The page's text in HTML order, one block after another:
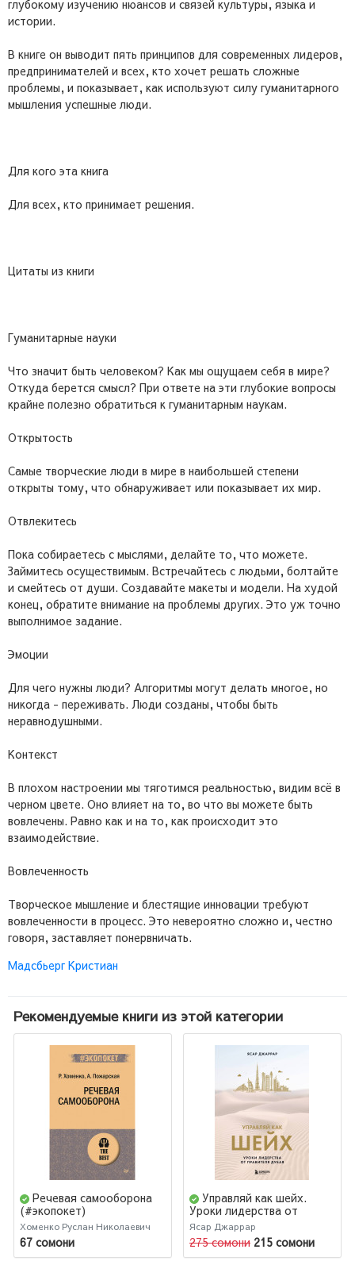
глубокому изучению нюансов и связей культуры, языка и
истории.
В книге он выводит пять принципов для современных лидеров,
предпринимателей и всех, кто хочет решать сложные
проблемы, и показывает, как используют силу гуманитарного
мышления успешные люди.
Для кого эта книга
Для всех, кто принимает решения.
Цитаты из книги
Гуманитарные науки
Что значит быть человеком? Как мы ощущаем себя в мире?
Откуда берется смысл? При ответе на эти глубокие вопросы
крайне полезно обратиться к гуманитарным наукам.
Открытость
Самые творческие люди в мире в наибольшей степени
открыты тому, что обнаруживает или показывает их мир.
Отвлекитесь
Пока собираетесь с мыслями, делайте то, что можете.
Займитесь осуществимым. Встречайтесь с людьми, болтайте
и смейтесь от души. Создавайте макеты и модели. На худой
конец, обратите внимание на проблемы других. Это уж точно
выполнимое задание.
Эмоции
Для чего нужны люди? Алгоритмы могут делать многое, но
никогда - переживать. Люди созданы, чтобы быть
неравнодушными.
Контекст
В плохом настроении мы тяготимся реальностью, видим всё в
черном цвете. Оно влияет на то, во что вы можете быть
вовлечены. Равно как и на то, как происходит это
взаимодействие.
Вовлеченность
Творческое мышление и блестящие инновации требуют
вовлеченности в процесс. Это невероятно сложно и, честно
говоря, заставляет понервничать.
Мадсбьерг Кристиан
Рекомендуемые книги из этой категории
Речевая самооборона
(#экопокет)
Хоменко Руслан Николаевич
67 сомони
Управляй как шейх.
Уроки лидерства от
правителя Дубая
Ясар Джаррар
275 сомони 215 сомони